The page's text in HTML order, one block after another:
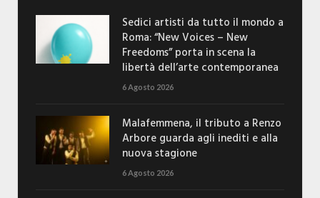
Sedici artisti da tutto il mondo a
Roma: “New Voices – New
Freedoms” porta in scena la
libertà dell’arte contemporanea
6 Agosto 2026
Malafemmena, il tributo a Renzo
Arbore guarda agli inediti e alla
nuova stagione
6 Agosto 2026